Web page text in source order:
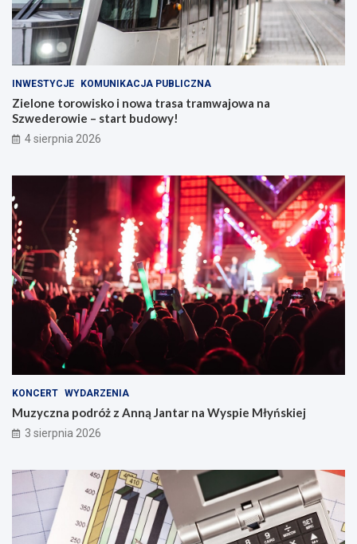
INWESTYCJE KOMUNIKACJA PUBLICZNA
Zielone torowisko i nowa trasa tramwajowa na
Szwederowie – start budowy!
4 sierpnia 2026
KONCERT WYDARZENIA
Muzyczna podróż z Anną Jantar na Wyspie Młyńskiej
3 sierpnia 2026